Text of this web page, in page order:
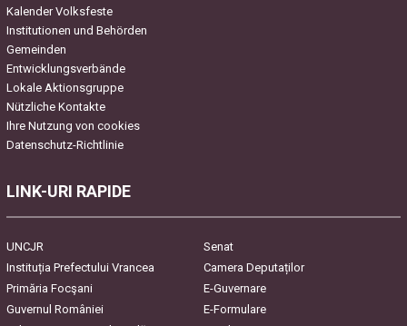
Kalender Volksfeste
Institutionen und Behörden
Gemeinden
Entwicklungsverbände
Lokale Aktionsgruppe
Nützliche Kontakte
Ihre Nutzung von cookies
Datenschutz-Richtlinie
LINK-URI RAPIDE
UNCJR
Senat
Instituția Prefectului Vrancea
Camera Deputaților
Primăria Focşani
E-Guvernare
Guvernul României
E-Formulare